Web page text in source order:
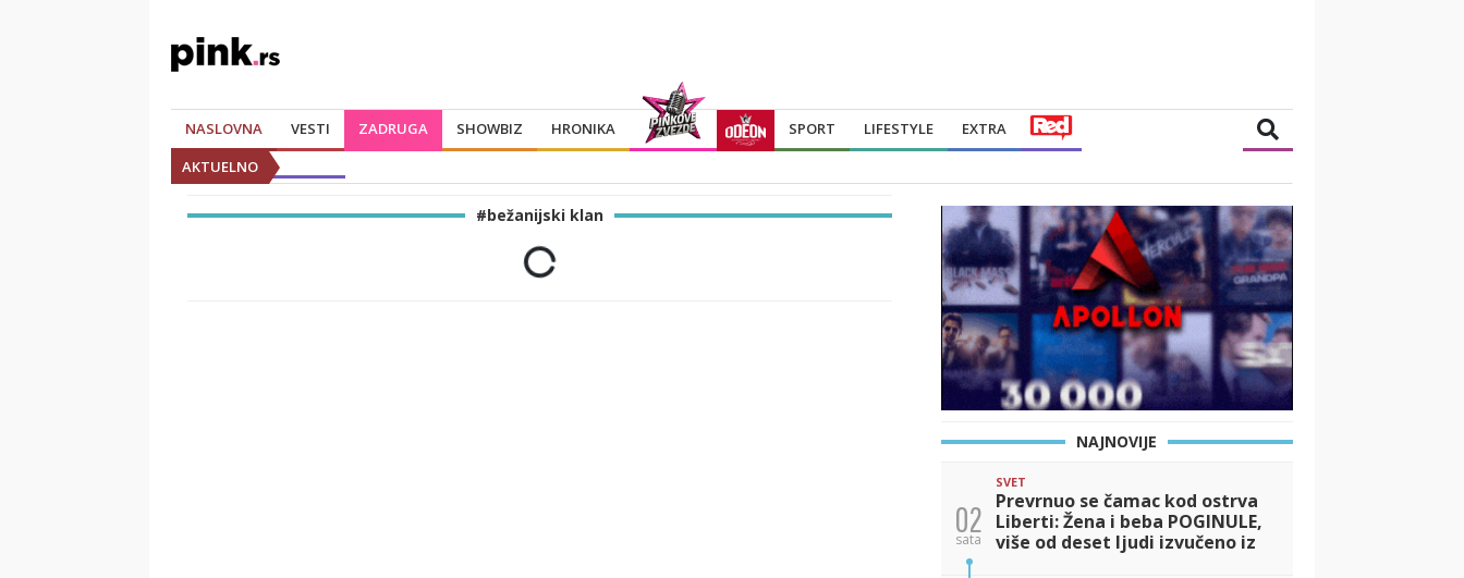
NASLOVNA VESTI ZADRUGA SHOWBIZ HRONIKA SPORT LIFESTYLE
EXTRA
AKTUELNO
#bežanijski klan
NAJNOVIJE
02
sata
SVET
Prevrnuo se čamac kod ostrva
Liberti: Žena i beba POGINULE,
više od deset ljudi izvučeno iz